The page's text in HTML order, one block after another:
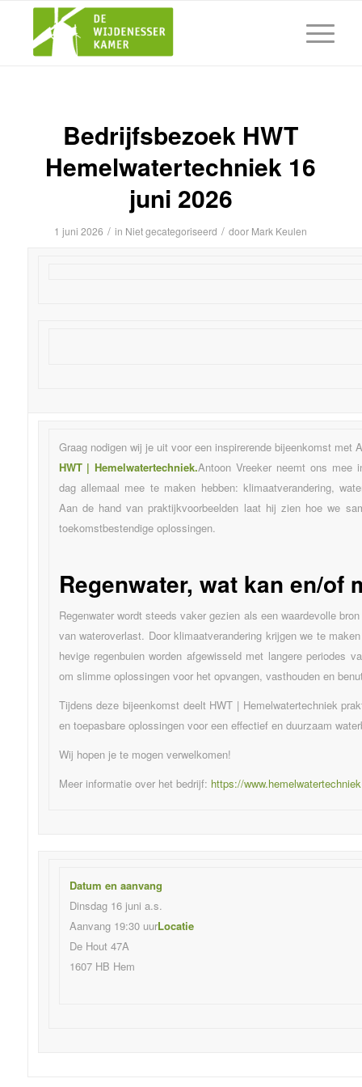
Bedrijfsbezoek HWT
Hemelwatertechniek 16
juni 2026
1 juni 2026 / in Niet gecategoriseerd / door Mark Keulen
Graag nodigen wij je uit voor een inspirerende bijeenkomst met
HWT | Hemelwatertechniek.Antoon Vreeker neemt ons mee
dag allemaal mee te maken hebben: klimaatverandering,
Aan de hand van praktijkvoorbeelden laat hij zien hoe we
toekomstbestendige oplossingen.
Regenwater, wat kan en/of
Regenwater wordt steeds vaker gezien als een waardevolle
van wateroverlast. Door klimaatverandering krijgen we te
hevige regenbuien worden afgewisseld met langere periodes
om slimme oplossingen voor het opvangen, vasthouden en
Tijdens deze bijeenkomst deelt HWT | Hemelwatertechniek
en toepasbare oplossingen voor een effectief en duurzaam
Wij hopen je te mogen verwelkomen!
Meer informatie over het bedrijf: https://
Datum en aanvang
Dinsdag 16 juni a.s.
Aanvang 19:30 uurLocatie
De Hout 47A
1607 HB Hem